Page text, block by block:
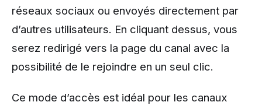
réseaux sociaux ou envoyés directement par
d’autres utilisateurs. En cliquant dessus, vous
serez redirigé vers la page du canal avec la
possibilité de le rejoindre en un seul clic.
Ce mode d’accès est idéal pour les canaux